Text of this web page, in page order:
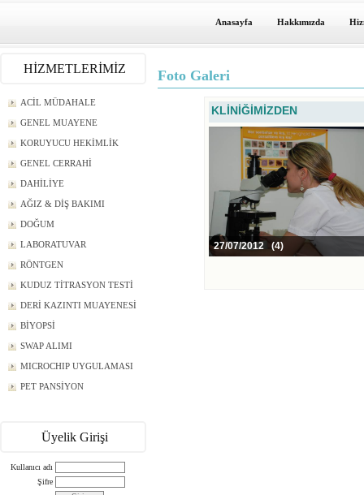
Anasayfa Hakkımızda
HİZMETLERİMİZ
ACİL MÜDAHALE
GENEL MUAYENE
KORUYUCU HEKİMLİK
GENEL CERRAHİ
DAHİLİYE
AĞIZ & DİŞ BAKIMI
DOĞUM
LABORATUVAR
RÖNTGEN
KUDUZ TİTRASYON TESTİ
DERİ KAZINTI MUAYENESİ
BİYOPSİ
SWAP ALIMI
MICROCHIP UYGULAMASI
PET PANSİYON
Üyelik Girişi
Kullanıcı adı
Şifre
Foto Galeri
KLİNİĞİMİZDEN
27/07/2012 (4)